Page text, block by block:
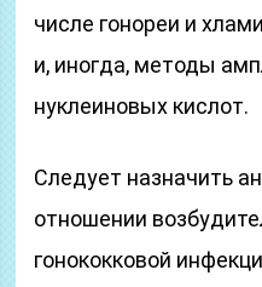
числе гонореи и
и, иногда, методы
нуклеиновых кислот.
Следует назначить
отношении
гонококковой